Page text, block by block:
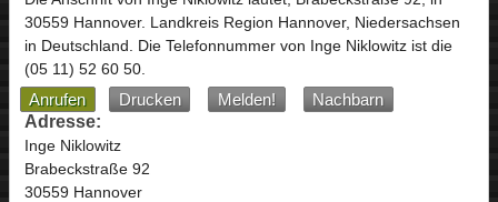
30559 Hannover. Landkreis Region Hannover, Niedersachsen
in Deutschland. Die Telefonnummer von Inge Niklowitz ist die
(05 11) 52 60 50.
Anrufen Drucken Melden!
Nachbarn
Adresse:
Inge Niklowitz
Brabeckstraße 92
30559 Hannover